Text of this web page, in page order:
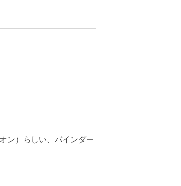
ン）らしい、バインダー